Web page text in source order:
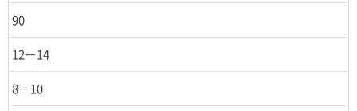
90
12－14
8－10